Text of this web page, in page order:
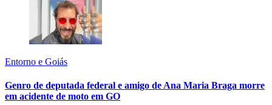
Entorno e Goiás
Genro de deputada federal e amigo de Ana Maria Braga morre
em acidente de moto em GO